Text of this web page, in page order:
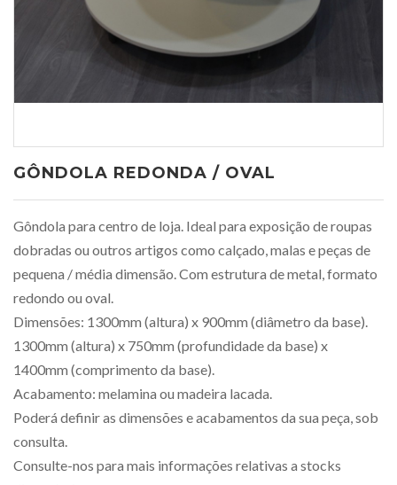
GÔNDOLA REDONDA / OVAL
Gôndola para centro de loja. Ideal para exposição de roupas
dobradas ou outros artigos como calçado, malas e peças de
pequena / média dimensão. Com estrutura de metal, formato
redondo ou oval.
Dimensões: 1300mm (altura) x 900mm (diâmetro da base).
1300mm (altura) x 750mm (profundidade da base) x
1400mm (comprimento da base).
Acabamento: melamina ou madeira lacada.
Poderá definir as dimensões e acabamentos da sua peça, sob
consulta.
Consulte-nos para mais informações relativas a stocks